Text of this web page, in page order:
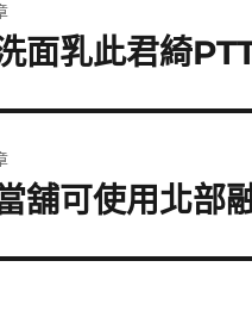
面乳此君綺
舖可使用北部